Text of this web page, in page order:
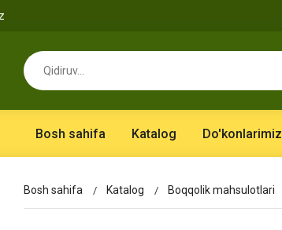
Bosh sahifa Katalog Do'konlarimiz
Bosh sahifa Katalog Boqqolik mahsulotlari